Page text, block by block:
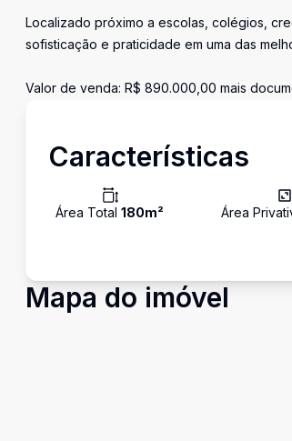
Localizado próximo a escolas, colégios,
sofisticação e praticidade em uma das
Valor de venda: R$ 890.000,00 mais
Características
Área Total 180m² Área
Mapa do imóvel